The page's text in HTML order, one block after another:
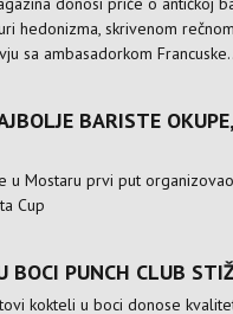
hedonizma, skrivenom
sa ambasadorkom
BARISTE
u Mostaru prvi put
Cup
BOCI PUNCH CLUB
kokteli u boci donose